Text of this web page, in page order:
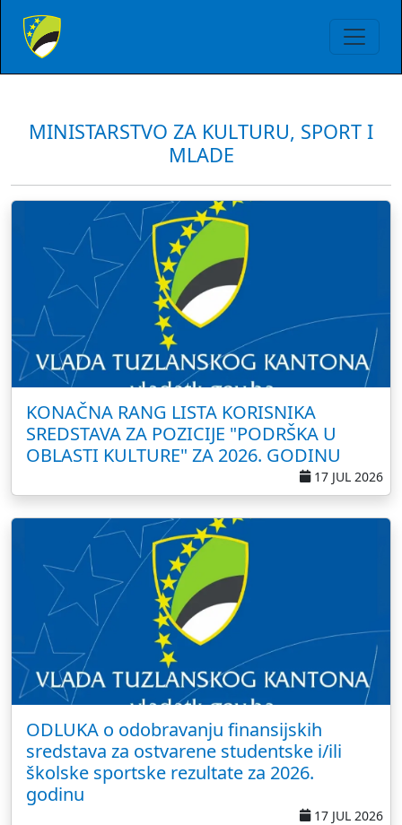
MINISTARSTVO ZA KULTURU, SPORT I
MLADE
KONAČNA RANG LISTA KORISNIKA
SREDSTAVA ZA POZICIJE "PODRŠKA U
OBLASTI KULTURE" ZA 2026. GODINU
17 JUL 2026
ODLUKA o odobravanju finansijskih
sredstava za ostvarene studentske i/ili
školske sportske rezultate za 2026.
godinu
17 JUL 2026